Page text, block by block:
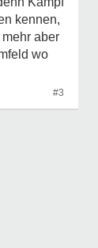
kennen,
aber
wo
#3